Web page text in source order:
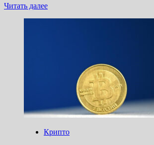
Читать далееПрочитать
продолжат
инвестировать
криптовалюту
Крипто